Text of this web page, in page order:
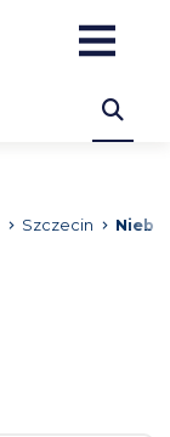
Szczecin